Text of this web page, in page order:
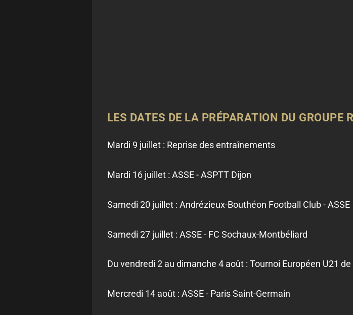
LES DATES DE LA PRÉPARATION DU GROUPE
Mardi 9 juillet : Reprise des entraînements
Mardi 16 juillet : ASSE - ASPTT Dijon
Samedi 20 juillet : Andrézieux-Bouthéon Football Club - ASSE
Samedi 27 juillet : ASSE - FC Sochaux-Montbéliard
Du vendredi 2 au dimanche 4 août : Tournoi Européen U21
Mercredi 14 août : ASSE - Paris Saint-Germain